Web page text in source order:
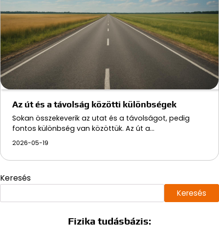
Az út és a távolság közötti különbségek
Sokan összekeverik az utat és a távolságot, pedig
fontos különbség van közöttük. Az út a…
2026-05-19
Keresés
Keresés
Fizika tudásbázis: